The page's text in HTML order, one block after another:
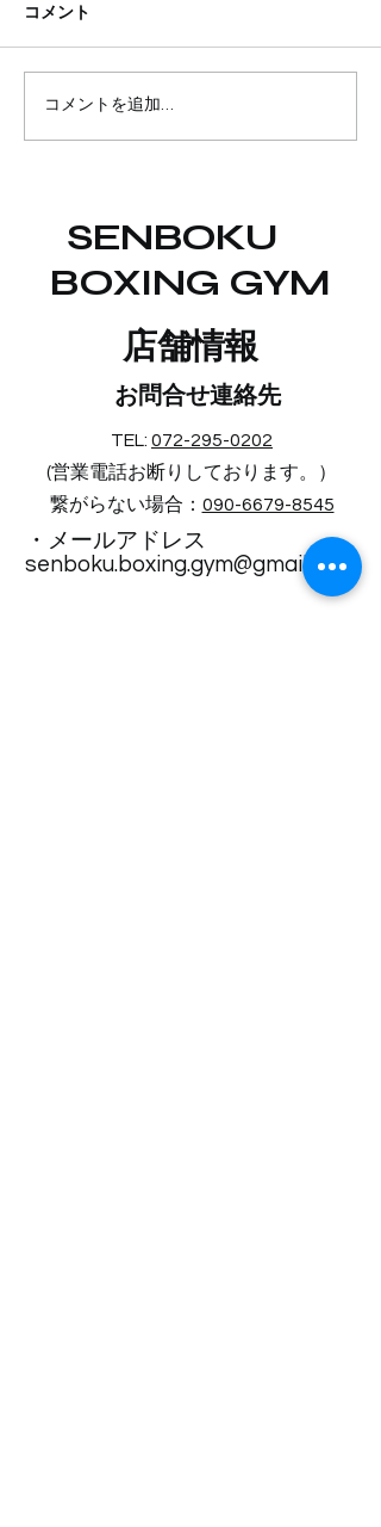
山形からの遠征！！
コメント
コメントを追加…
SENBOKU
BOXING GYM
​店舗情報
お問合せ連絡先
TEL: 072-295-0202
(営業電話お断りしております。）​
繋がらない場合： 090-6679-8545
・メールアドレス
senboku.boxing.gym@gmail.com